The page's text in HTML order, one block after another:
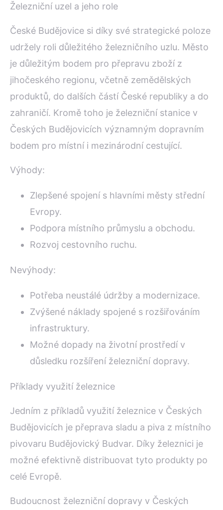
Železniční uzel a jeho role
České Budějovice si díky své strategické poloze
udržely roli důležitého železničního uzlu. Město
je důležitým bodem pro přepravu zboží z
jihočeského regionu, včetně zemědělských
produktů, do dalších částí České republiky a do
zahraničí. Kromě toho je železniční stanice v
Českých Budějovicích významným dopravním
bodem pro místní i mezinárodní cestující.
Výhody:
Zlepšené spojení s hlavními městy střední
Evropy.
Podpora místního průmyslu a obchodu.
Rozvoj cestovního ruchu.
Nevýhody:
Potřeba neustálé údržby a modernizace.
Zvýšené náklady spojené s rozšiřováním
infrastruktury.
Možné dopady na životní prostředí v
důsledku rozšíření železniční dopravy.
Příklady využití železnice
Jedním z příkladů využití železnice v Českých
Budějovicích je přeprava sladu a piva z místního
pivovaru Budějovický Budvar. Díky železnici je
možné efektivně distribuovat tyto produkty po
celé Evropě.
Budoucnost železniční dopravy v Českých